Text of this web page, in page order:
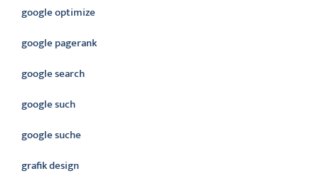
google optimize
google pagerank
google search
google such
google suche
grafik design